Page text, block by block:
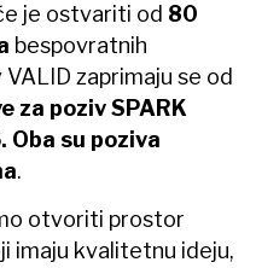
je ostvariti od 80
bespovratnih
zaprimaju se od
za poziv SPARK
Oba su poziva
.
otvoriti prostor
imaju kvalitetnu ideju,